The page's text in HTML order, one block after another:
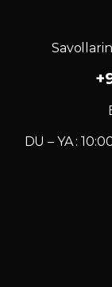
DU – YA :